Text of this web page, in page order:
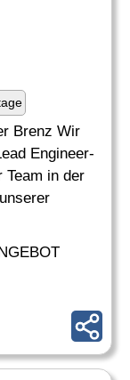
Brenz Wir
Engineer-
Team in der